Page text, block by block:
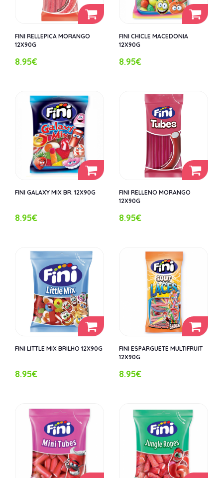
FINI RELLEPICA MORANGO
12X90G
8.95€
FINI CHICLE MACEDONIA
12X90G
8.95€
FINI GALAXY MIX BR. 12X90G
8.95€
FINI RELLENO MORANGO
12X90G
8.95€
FINI LITTLE MIX BRILHO 12X90G
8.95€
FINI ESPARGUETE MULTIFRUIT
12X90G
8.95€